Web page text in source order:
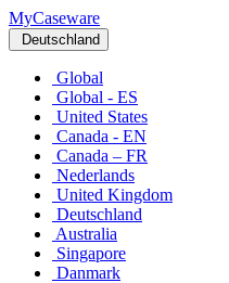
MyCaseware
Deutschland
Global
Global - ES
United States
Canada - EN
Canada – FR
Nederlands
United Kingdom
Deutschland
Australia
Singapore
Danmark